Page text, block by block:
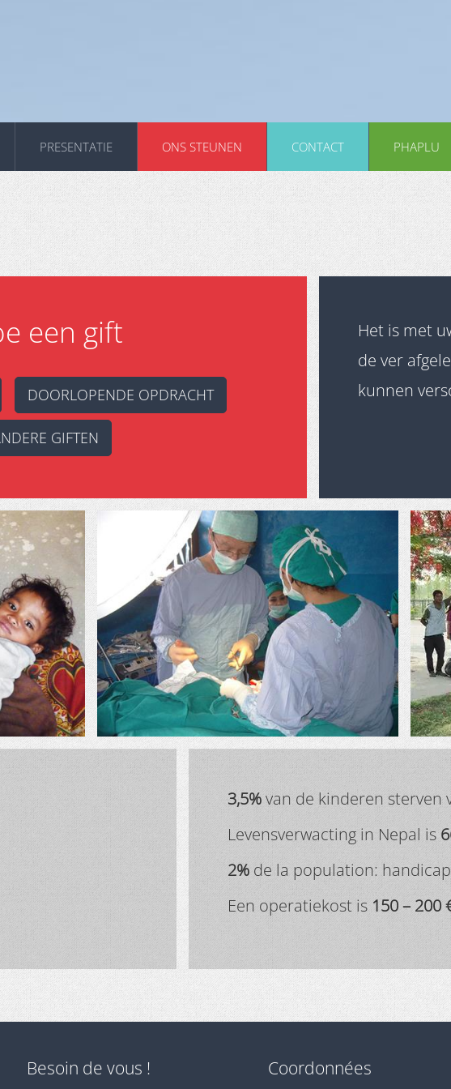
PRESENTATIE ONS STEUNEN CONTACT PHAPLU
een gift
DOORLOPENDE OPDRACHT
GIFTEN
Het is met
de ver
kunnen
3,5%van de kinderen sterven
Levensverwacting in Nepal is
2%de la population:
Een operatiekost is 150 – 200
Besoin de vous ! Coordonnées